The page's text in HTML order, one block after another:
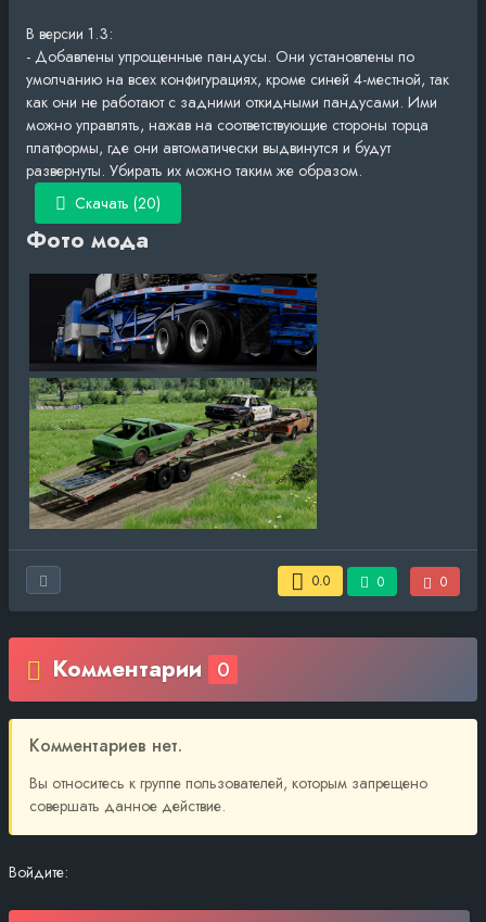
В версии 1.3:
- Добавлены упрощенные пандусы. Они установлены по
умолчанию на всех конфигурациях, кроме синей 4-местной, так
как они не работают с задними откидными пандусами. Ими
можно управлять, нажав на соответствующие стороны торца
платформы, где они автоматически выдвинутся и будут
развернуты. Убирать их можно таким же образом.
Скачать (20)
Фото мода
0.0 0 0
Комментарии 0
Комментариев нет.
Вы относитесь к группе пользователей, которым запрещено
совершать данное действие.
Войдите: